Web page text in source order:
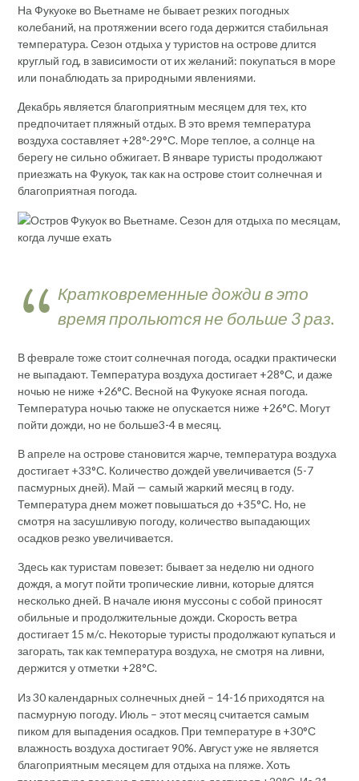
На Фукуоке во Вьетнаме не бывает резких погодных
колебаний, на протяжении всего года держится стабильная
температура. Сезон отдыха у туристов на острове длится
круглый год, в зависимости от их желаний: покупаться в море
или понаблюдать за природными явлениями.
Декабрь является благоприятным месяцем для тех, кто
предпочитает пляжный отдых. В это время температура
воздуха составляет +28°-29°С. Море теплое, а солнце на
берегу не сильно обжигает. В январе туристы продолжают
приезжать на Фукуок, так как на острове стоит солнечная и
благоприятная погода.
Кратковременные дожди в это
время прольются не больше 3 раз.
В феврале тоже стоит солнечная погода, осадки практически
не выпадают. Температура воздуха достигает +28°С, и даже
ночью не ниже +26°С. Весной на Фукуоке ясная погода.
Температура ночью также не опускается ниже +26°С. Могут
пойти дожди, но не больше3-4 в месяц.
В апреле на острове становится жарче, температура воздуха
достигает +33°С. Количество дождей увеличивается (5-7
пасмурных дней). Май — самый жаркий месяц в году.
Температура днем может повышаться до +35°С. Но, не
смотря на засушливую погоду, количество выпадающих
осадков резко увеличивается.
Здесь как туристам повезет: бывает за неделю ни одного
дождя, а могут пойти тропические ливни, которые длятся
несколько дней. В начале июня муссоны с собой приносят
обильные и продолжительные дожди. Скорость ветра
достигает 15 м/с. Некоторые туристы продолжают купаться и
загорать, так как температура воздуха, не смотря на ливни,
держится у отметки +28°С.
Из 30 календарных солнечных дней – 14-16 приходятся на
пасмурную погоду. Июль – этот месяц считается самым
пиком для выпадения осадков. При температуре в +30°С
влажность воздуха достигает 90%. Август уже не является
благоприятным месяцем для отдыха на пляже. Хоть